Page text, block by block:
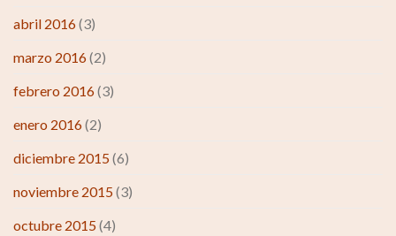
abril 2016(3)
marzo 2016(2)
febrero 2016(3)
enero 2016(2)
diciembre 2015(6)
noviembre 2015(3)
octubre 2015(4)